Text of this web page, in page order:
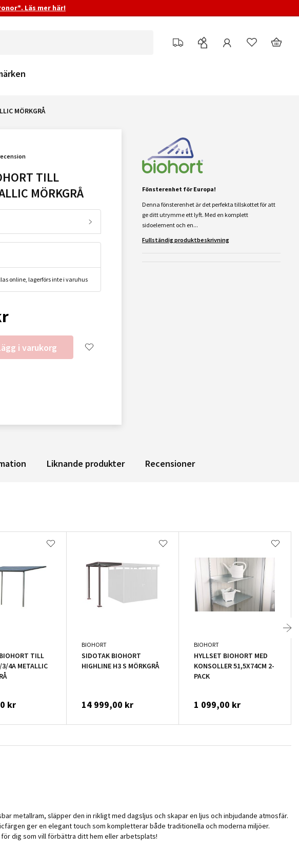
Läs mer här!
MÖRKGRÅ
TILL
MÖRKGRÅ
online, lagerförs inte i varuhus
i varukorg
Fönsterenhet för Europa!
Denna fönsterenhet är det perfekta tillskottet för att
ge ditt utrymme ett lyft. Med en komplett
sidoelement och en...
Fullständig produktbeskrivning
Liknande produkter Recensioner
TILL
3/4A METALLIC
kr
BIOHORT
SIDOTAK BIOHORT
HIGHLINE H3 S MÖRKGRÅ
14 999,00 kr
BIOHORT
HYLLSET BIOHORT MED
KONSOLLER 51,5X74CM 2-
PACK
1 099,00 kr
släpper den in rikligt med dagsljus och skapar en ljus och inbjudande atmosfär.
ger en elegant touch som kompletterar både traditionella och moderna miljöer.
dig som vill förbättra ditt hem eller arbetsplats!